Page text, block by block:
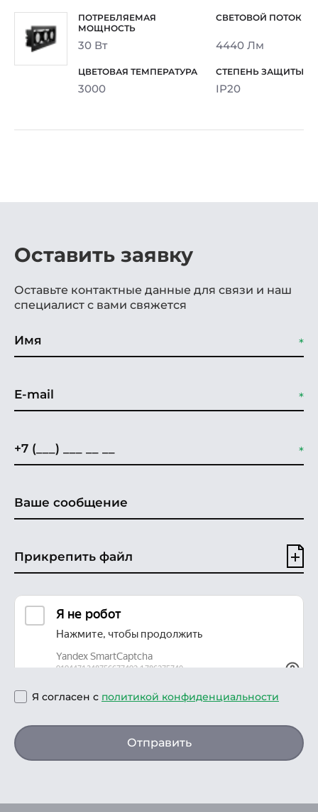
30 Вт 4440 Лм
3000 IP20
Оставить заявку
Оставьте контактные данные для связи и наш
специалист с вами свяжется
Прикрепить файл
Я согласен с политикой конфиденциальности
Отправить